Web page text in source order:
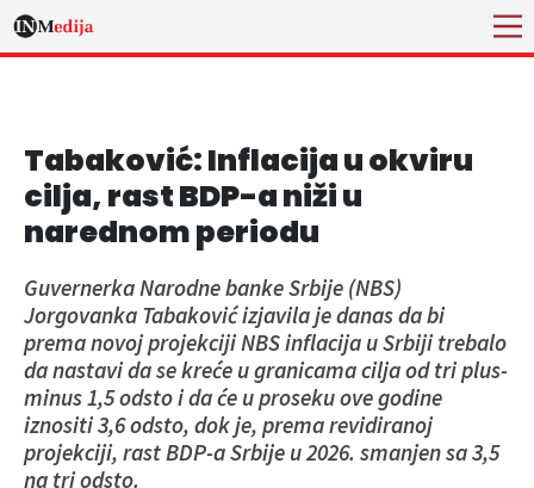
Tabaković: Inflacija u okviru
cilja, rast BDP-a niži u
narednom periodu
Guvernerka Narodne banke Srbije (NBS)
Jorgovanka Tabaković izjavila je danas da bi
prema novoj projekciji NBS inflacija u Srbiji trebalo
da nastavi da se kreće u granicama cilja od tri plus-
minus 1,5 odsto i da će u proseku ove godine
iznositi 3,6 odsto, dok je, prema revidiranoj
projekciji, rast BDP-a Srbije u 2026. smanjen sa 3,5
na tri odsto.